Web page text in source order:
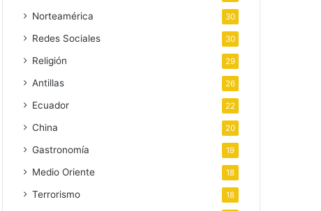
Norteamérica 30
Redes Sociales 30
Religión 29
Antillas 26
Ecuador 22
China 20
Gastronomía 19
Medio Oriente 18
Terrorismo 18